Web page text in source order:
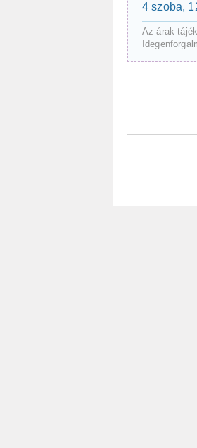
4 szoba,
Az árak